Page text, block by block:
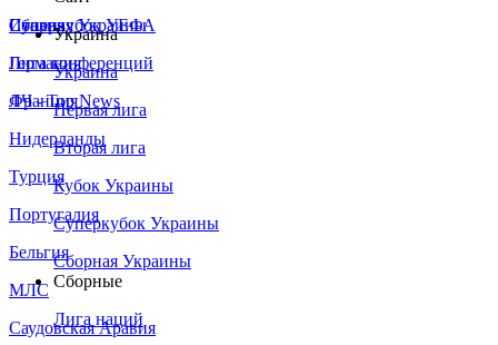
Сборная Украины
Италия
Германия
Франция
Нидерланды
Турция
Португалия
Бельгия
МЛС
Саудовская Аравия
Суперкубок УЕФА
Лига конференций
ЛЧ - Top News
Украина
Украина
Первая лига
Вторая лига
Кубок Украины
Суперкубок Украины
Сборная Украины
Сборные
Лига наций